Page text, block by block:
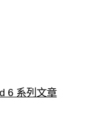
6 系列文章